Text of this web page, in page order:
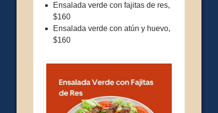
Ensalada verde con fajitas de res,
$160
Ensalada verde con atún y huevo,
$160